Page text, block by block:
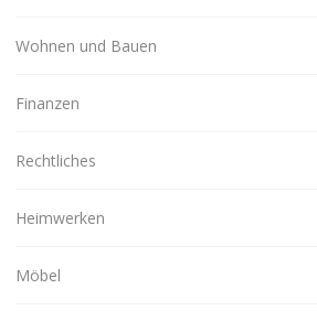
Wohnen und Bauen
Finanzen
Rechtliches
Heimwerken
Möbel